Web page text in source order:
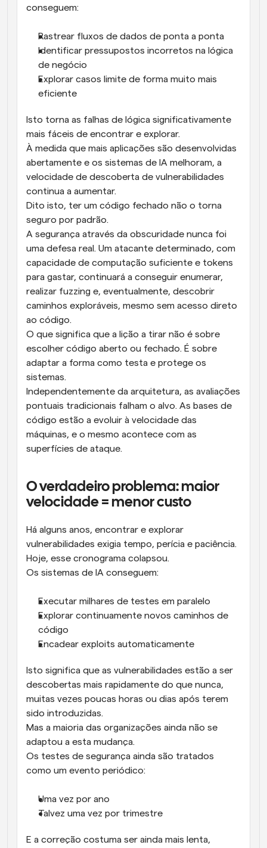
conseguem:
Rastrear fluxos de dados de ponta a ponta
Identificar pressupostos incorretos na lógica
de negócio
Explorar casos limite de forma muito mais
eficiente
Isto torna as falhas de lógica significativamente
mais fáceis de encontrar e explorar.
À medida que mais aplicações são desenvolvidas
abertamente e os sistemas de IA melhoram, a
velocidade de descoberta de vulnerabilidades
continua a aumentar.
Dito isto, ter um código fechado não o torna
seguro por padrão.
A segurança através da obscuridade nunca foi
uma defesa real. Um atacante determinado, com
capacidade de computação suficiente e tokens
para gastar, continuará a conseguir enumerar,
realizar fuzzing e, eventualmente, descobrir
caminhos exploráveis, mesmo sem acesso direto
ao código.
O que significa que a lição a tirar não é sobre
escolher código aberto ou fechado. É sobre
adaptar a forma como testa e protege os
sistemas.
Independentemente da arquitetura, as avaliações
pontuais tradicionais falham o alvo. As bases de
código estão a evoluir à velocidade das
máquinas, e o mesmo acontece com as
superfícies de ataque.
O verdadeiro problema: maior
velocidade = menor custo
Há alguns anos, encontrar e explorar
vulnerabilidades exigia tempo, perícia e paciência.
Hoje, esse cronograma colapsou.
Os sistemas de IA conseguem:
Executar milhares de testes em paralelo
Explorar continuamente novos caminhos de
código
Encadear exploits automaticamente
Isto significa que as vulnerabilidades estão a ser
descobertas mais rapidamente do que nunca,
muitas vezes poucas horas ou dias após terem
sido introduzidas.
Mas a maioria das organizações ainda não se
adaptou a esta mudança.
Os testes de segurança ainda são tratados
como um evento periódico:
Uma vez por ano
Talvez uma vez por trimestre
E a correção costuma ser ainda mais lenta,